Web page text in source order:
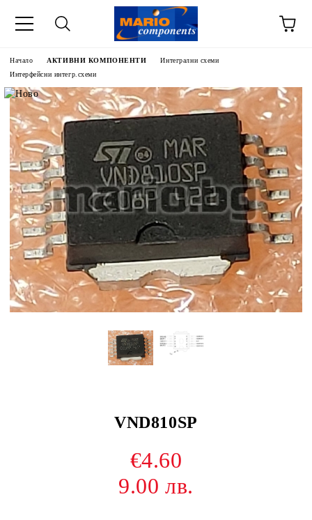
Начало АКТИВНИ КОМПОНЕНТИ
Интегрални схеми
Интерфейсни интегр.схеми
VND810SP
€4.60
9.00 лв.